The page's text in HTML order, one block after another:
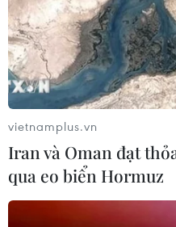
Lời cảm ơn của Hội
dịp 100 năm Ngày
Dùng công nghệ làm
chúng
vietnamplus.vn
Iran và Oman đạt
qua eo biển Hormuz